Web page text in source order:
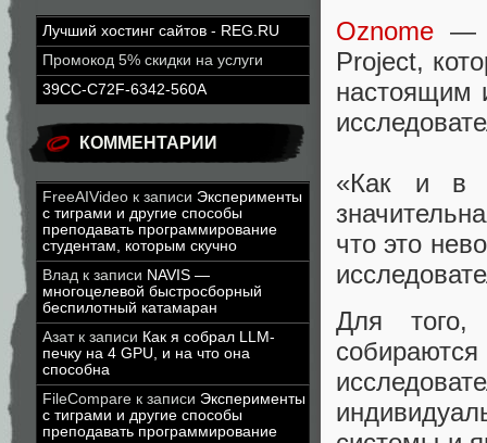
Лучший хостинг сайтов - REG.RU
Промокод 5% скидки на услуги
39CC-C72F-6342-560A
КОММЕНТАРИИ
FreeAIVideo к записи Эксперименты
с тиграми и другие способы
преподавать программирование
студентам, которым скучно
Влад к записи NAVIS —
многоцелевой быстросборный
беспилотный катамаран
Азатк записи Как я собрал LLM-
печку на 4 GPU, и на что она
способна
FileCompare к записи Эксперименты
с тиграми и другие способы
преподавать программирование
Oznome —
Project,
настоящим
«Как и в
что это
Для того,